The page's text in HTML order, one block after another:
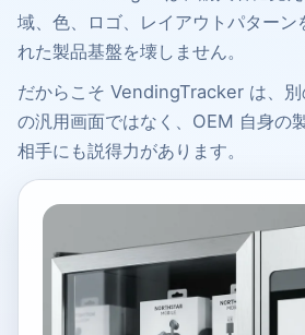
域、色、ロゴ、レイアウトパターン
れた製品基盤を壊しません。
だからこそ VendingTracker は、別
の汎用画面ではなく、OEM 自身の
相手にも説得力があります。